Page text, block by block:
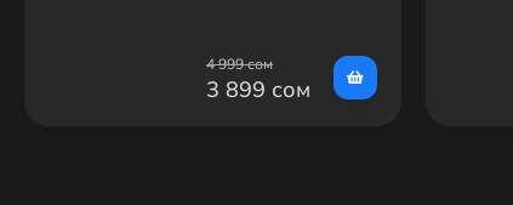
4 999 сом
3 899 сом